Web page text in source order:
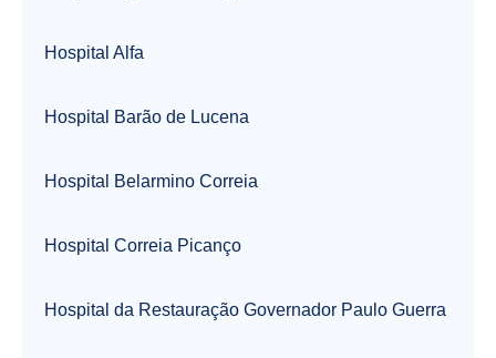
Hospital Alfa
Hospital Barão de Lucena
Hospital Belarmino Correia
Hospital Correia Picanço
Hospital da Restauração Governador Paulo Guerra